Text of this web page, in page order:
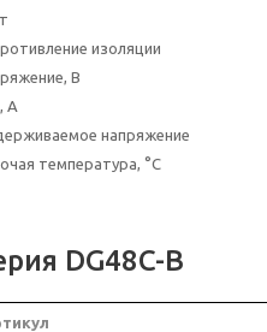
изоляции
В
А
напряжение
температура, °C
DG48C-B